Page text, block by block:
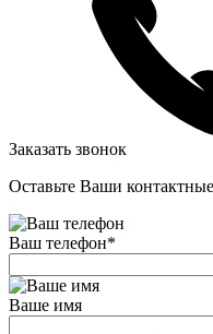
Заказать звонок
Оставьте Ваши
Ваш телефон*
Ваше имя